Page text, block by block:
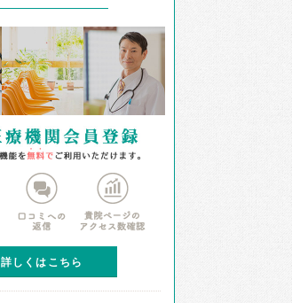
詳しくはこちら